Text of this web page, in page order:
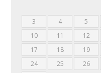
3
4 5
10
11 12
17
18 19
24
25 26